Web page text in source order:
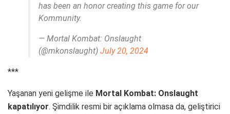
has been an honor creating this game for our
Kommunity.
— Mortal Kombat: Onslaught
(@mkonslaught) July 20, 2024
***
Yaşanan yeni gelişme ile Mortal Kombat: Onslaught
kapatılıyor. Şimdilik resmi bir açıklama olmasa da, geliştirici